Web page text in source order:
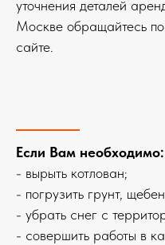
уточнения деталей
Москве обращайтесь
сайте.
Если Вам необходимо:
- вырыть котлован;
- погрузить грунт,
- убрать снег с
- совершить работы в